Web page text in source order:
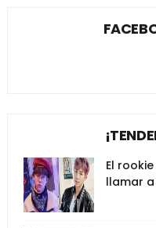
El
llamar a